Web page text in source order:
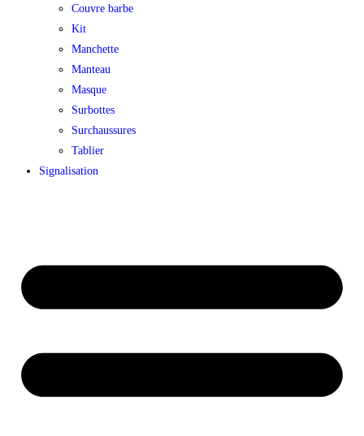
Couvre barbe
Kit
Manchette
Manteau
Masque
Surbottes
Surchaussures
Tablier
Signalisation